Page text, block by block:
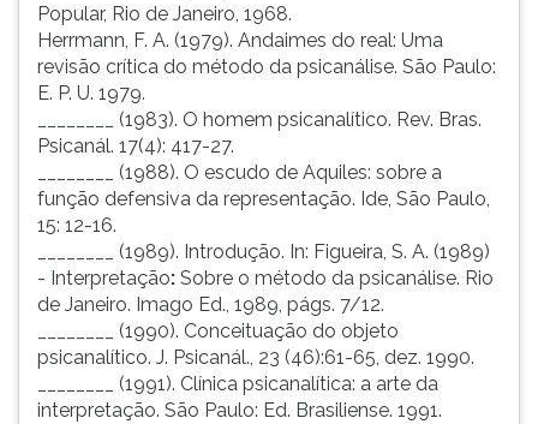
Popular, Rio de Janeiro, 1968.
Herrmann, F. A. (1979). Andaimes do real: Uma
revisão crítica do método da psicanálise. São Paulo:
E. P. U. 1979.
________ (1983). O homem psicanalítico. Rev. Bras.
Psicanál. 17(4): 417-27.
________ (1988). O escudo de Aquiles: sobre a
função defensiva da representação. Ide, São Paulo,
15: 12-16.
________ (1989). Introdução. In: Figueira, S. A. (1989)
- Interpretação: Sobre o método da psicanálise. Rio
de Janeiro. Imago Ed., 1989, págs. 7/12.
________ (1990). Conceituação do objeto
psicanalítico. J. Psicanál., 23 (46):61-65, dez. 1990.
________ (1991). Clínica psicanalítica: a arte da
interpretação. São Paulo: Ed. Brasiliense. 1991.